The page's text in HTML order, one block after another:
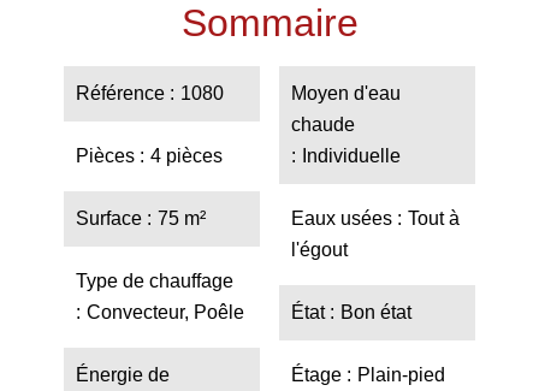
Sommaire
Référence 1080
Pièces 4 pièces
Surface 75 m²
Type de chauffage
Convecteur, Poêle
Énergie de
Moyen d'eau
chaude
Individuelle
Eaux usées
Tout à
l'égout
État Bon état
Étage Plain-pied